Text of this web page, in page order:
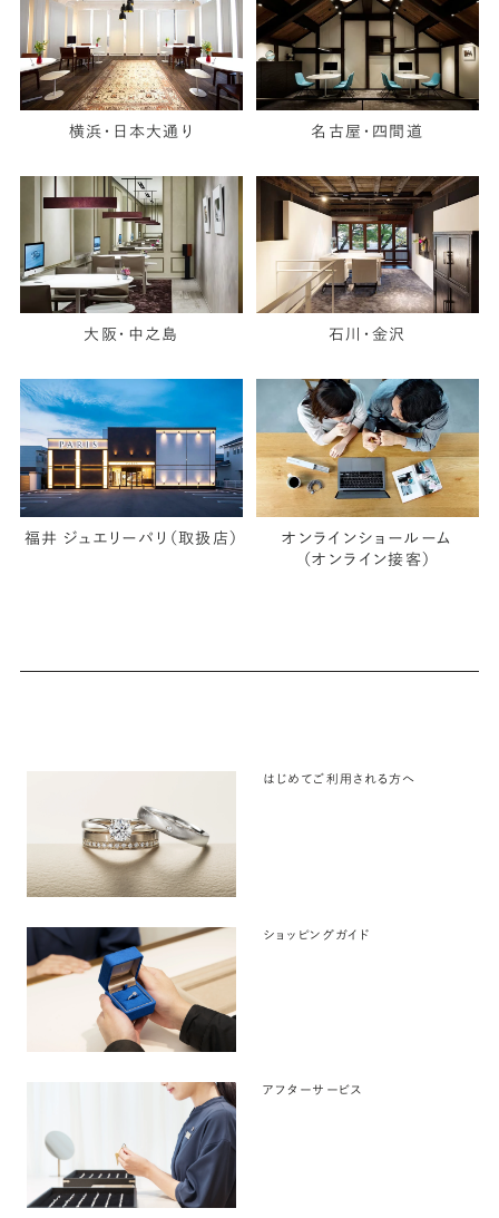
横浜・日本大通り 名古屋・四間道
大阪・中之島 石川・金沢
福井 ジュエリーパリ（取扱店）
オンラインショールーム
（オンライン接客）
はじめてご利用される方へ
ショッピングガイド
アフターサービス